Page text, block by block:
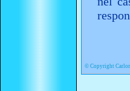
© Copyright